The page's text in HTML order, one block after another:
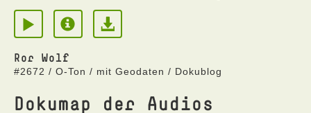
Ror Wolf
#2672 / O-Ton / mit Geodaten / Dokublog
Dokumap der Audios